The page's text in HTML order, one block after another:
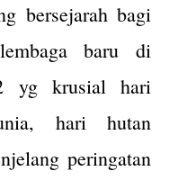
bersejarah bagi
baru di
yg krusial hari
hari hutan
peringatan